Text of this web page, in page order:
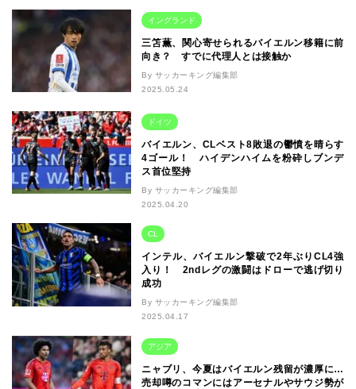
イングランド
三笘薫、関心寄せられるバイエルン移籍に前
向き？ すでに代理人とは接触か
By サッカーキング編集部
2025.05.24
ドイツ
バイエルン、CLベスト8敗退の鬱憤を晴らす
4ゴール！ ハイデンハイムを粉砕しブンデ
ス首位堅持
By サッカーキング編集部
2025.04.20
CL
インテル、バイエルン撃破で2年ぶりCL4強
入り！ 2ndレグの激闘はドローで逃げ切り
成功
By サッカーキング編集部
2025.04.17
アジア
ニャブリ、今夏はバイエルン残留が濃厚に…
売却噂のコマンにはアーセナルやサウジ勢が